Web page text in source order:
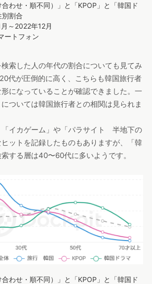
わせ・順不同）」と「KPOP」と「韓国ド
別割合
～2022年12月
ートフォン
索した人の年代の割合についても見てみ
代が圧倒的に高く、こちらも韓国旅行者
になっていることが確認できました。一
ついては韓国旅行者との相関は見られま
「イカゲーム」や「パラサイト 半地下の
ットを記録したものもありますが、「韓
する層は40〜60代に多いようです。
わせ・順不同）」と「KPOP」と「韓国ド